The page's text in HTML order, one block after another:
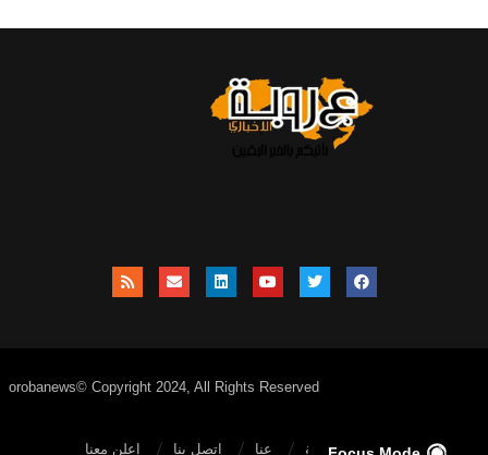
orobanews© Copyright 2024, All Rights Reserved
الصفحة الرئيسية عنا اتصل بنا إعلن معنا